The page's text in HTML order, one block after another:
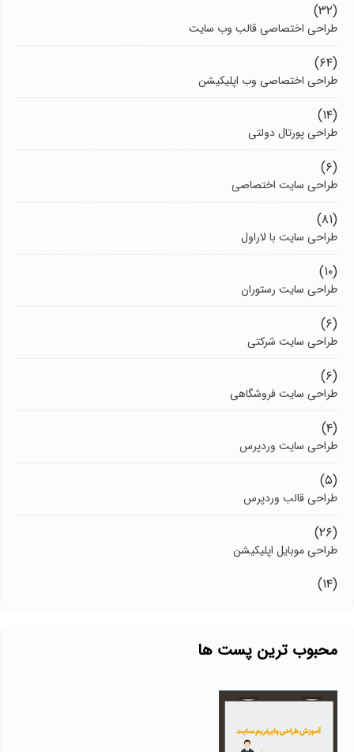
(۳۲)
طراحی اختصاصی قالب وب سایت
(۶۴)
طراحی اختصاصی وب اپلیکیشن
(۱۴)
طراحی پورتال دولتی
(۶)
طراحی سایت اختصاصی
(۸۱)
طراحی سایت با لاراول
(۱۰)
طراحی سایت رستوران
(۶)
طراحی سایت شرکتی
(۶)
طراحی سایت فروشگاهی
(۴)
طراحی سایت وردپرس
(۵)
طراحی قالب وردپرس
(۲۶)
طراحی موبایل اپلیکیشن
(۱۴)
محبوب ترین پست ها